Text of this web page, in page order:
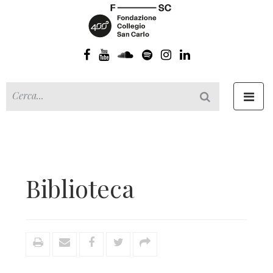
Biblioteca